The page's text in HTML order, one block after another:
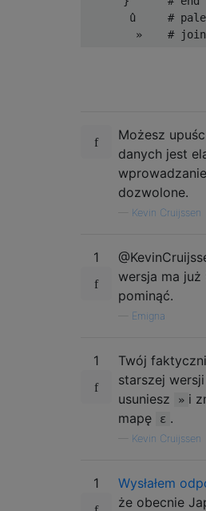
û     #
Możesz
danych jest
dozwolone.
Kevin Cruijssen
1
wersja ma
pominąć.
Emigna
1
Twój
starszej
usuniesz
» i
mapę
ε .
Kevin Cruijssen
1 Wysłałem
że obecnie